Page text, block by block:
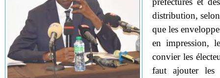
distribution,
que les
en impression,
convier les
faut ajouter les